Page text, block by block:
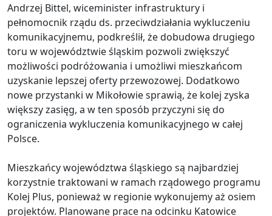
Andrzej Bittel, wiceminister infrastruktury i
pełnomocnik rządu ds. przeciwdziałania wykluczeniu
komunikacyjnemu, podkreślił, że dobudowa drugiego
toru w województwie śląskim pozwoli zwiększyć
możliwości podróżowania i umożliwi mieszkańcom
uzyskanie lepszej oferty przewozowej. Dodatkowo
nowe przystanki w Mikołowie sprawią, że kolej zyska
większy zasięg, a w ten sposób przyczyni się do
ograniczenia wykluczenia komunikacyjnego w całej
Polsce.
Mieszkańcy województwa śląskiego są najbardziej
korzystnie traktowani w ramach rządowego programu
Kolej Plus, ponieważ w regionie wykonujemy aż osiem
projektów. Planowane prace na odcinku Katowice